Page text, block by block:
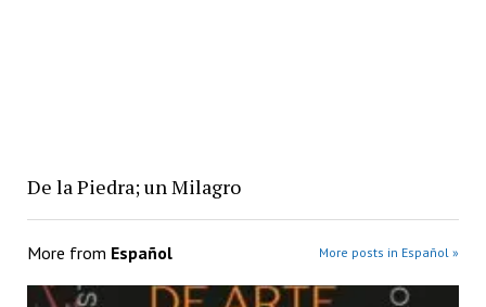
De la Piedra; un Milagro
More from Español More posts in Español »